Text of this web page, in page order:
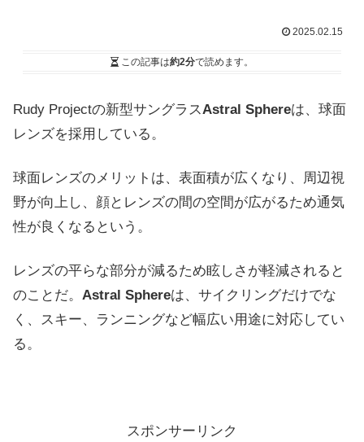
2025.02.15
この記事は約2分で読めます。
Rudy Projectの新型サングラスAstral Sphereは、球面
レンズを採用している。
球面レンズのメリットは、表面積が広くなり、周辺視
野が向上し、顔とレンズの間の空間が広がるため通気
性が良くなるという。
レンズの平らな部分が減るため眩しさが軽減されると
のことだ。 Astral Sphereは、サイクリングだけでな
く、スキー、ランニングなど幅広い用途に対応してい
る。
スポンサーリンク